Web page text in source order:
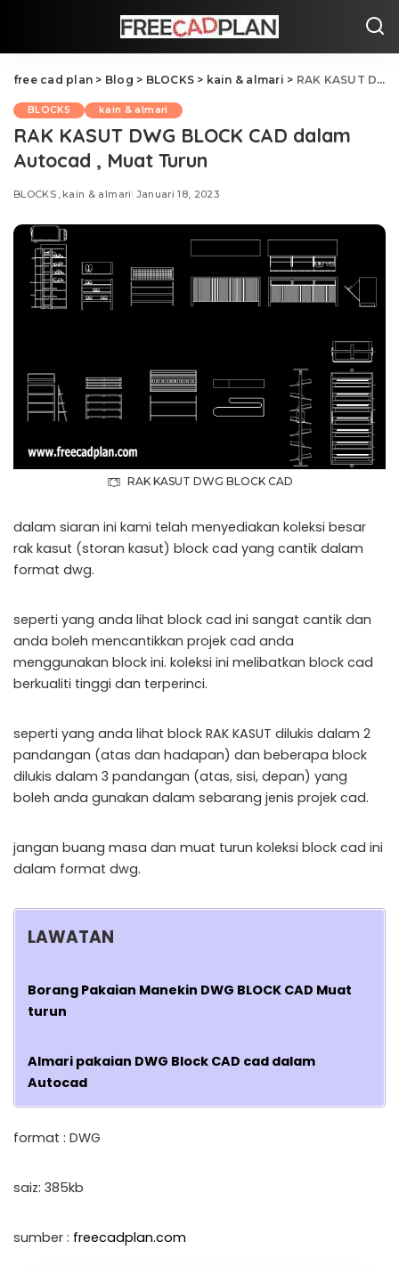
free cad plan > Blog > BLOCKS > kain & almari > RAK KASUT DWG BLOCK CAD dalam Autocad , Muat Turun
BLOCKS kain & almari
RAK KASUT DWG BLOCK CAD dalam
Autocad , Muat Turun
BLOCKS kain & almari Januari 18, 2023
RAK KASUT DWG BLOCK CAD
dalam siaran ini kami telah menyediakan koleksi besar
rak kasut (storan kasut) block cad yang cantik dalam
format dwg.
seperti yang anda lihat block cad ini sangat cantik dan
anda boleh mencantikkan projek cad anda
menggunakan block ini. koleksi ini melibatkan block cad
berkualiti tinggi dan terperinci.
seperti yang anda lihat block RAK KASUT dilukis dalam 2
pandangan (atas dan hadapan) dan beberapa block
dilukis dalam 3 pandangan (atas, sisi, depan) yang
boleh anda gunakan dalam sebarang jenis projek cad.
jangan buang masa dan muat turun koleksi block cad ini
dalam format dwg.
LAWATAN
Borang Pakaian Manekin DWG BLOCK CAD Muat
turun
Almari pakaian DWG Block CAD cad dalam
Autocad
format : DWG
saiz: 385kb
sumber : freecadplan.com